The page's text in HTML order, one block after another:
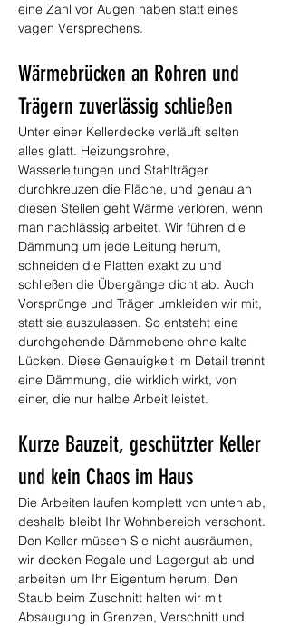
eine Zahl vor Augen haben statt eines
vagen Versprechens.
Wärmebrücken an Rohren und
Trägern zuverlässig schließen
Unter einer Kellerdecke verläuft selten
alles glatt. Heizungsrohre,
Wasserleitungen und Stahlträger
durchkreuzen die Fläche, und genau an
diesen Stellen geht Wärme verloren, wenn
man nachlässig arbeitet. Wir führen die
Dämmung um jede Leitung herum,
schneiden die Platten exakt zu und
schließen die Übergänge dicht ab. Auch
Vorsprünge und Träger umkleiden wir mit,
statt sie auszulassen. So entsteht eine
durchgehende Dämmebene ohne kalte
Lücken. Diese Genauigkeit im Detail trennt
eine Dämmung, die wirklich wirkt, von
einer, die nur halbe Arbeit leistet.
Kurze Bauzeit, geschützter Keller
und kein Chaos im Haus
Die Arbeiten laufen komplett von unten ab,
deshalb bleibt Ihr Wohnbereich verschont.
Den Keller müssen Sie nicht ausräumen,
wir decken Regale und Lagergut ab und
arbeiten um Ihr Eigentum herum. Den
Staub beim Zuschnitt halten wir mit
Absaugung in Grenzen, Verschnitt und